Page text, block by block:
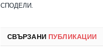
СПОДЕЛИ.
СВЪРЗАНИ ПУБЛИКАЦИИ